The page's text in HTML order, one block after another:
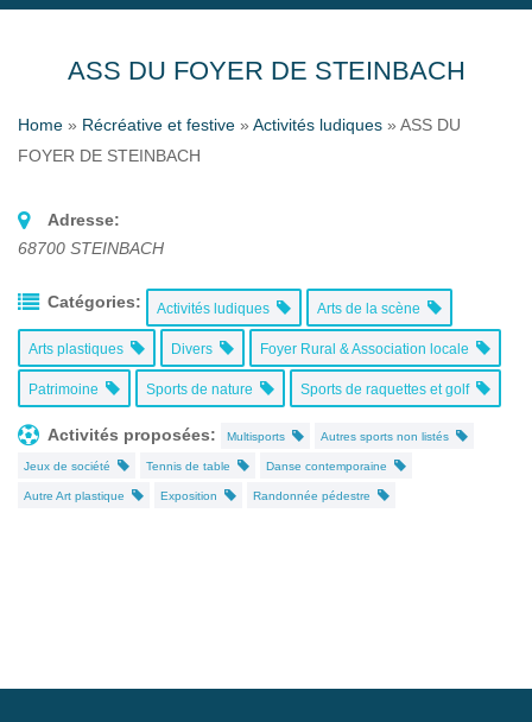
ASS DU FOYER DE STEINBACH
Home » Récréative et festive » Activités ludiques » ASS DU
FOYER DE STEINBACH
Adresse:
68700 STEINBACH
Catégories: Activités ludiques Arts de la scène
Arts plastiques Divers Foyer Rural & Association locale
Patrimoine Sports de nature Sports de raquettes et golf
Activités proposées: Multisports Autres sports non listés
Jeux de société Tennis de table Danse contemporaine
Autre Art plastique Exposition Randonnée pédestre